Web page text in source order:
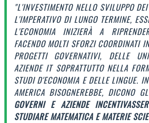
"L'INVESTIMENTO NELLO SVILUPPO
L'IMPERATIVO DI LUNGO TERMINE,
L'ECONOMIA INIZIERÀ A
FACENDO MOLTI SFORZI COORDINATI
PROGETTI GOVERNATIVI, DELLE
AZIENDE IT SOPRATTUTTO NELLA
STUDI D'ECONOMIA E DELLE LINGUE.
AMERICA BISOGNEREBBE, DICONO
GOVERNI E AZIENDE
STUDIARE MATEMATICA E MATERIE